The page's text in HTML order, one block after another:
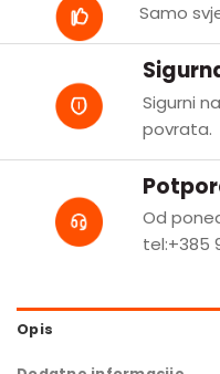
Samo
Sigurni
povrata.
Od
tel:+385
Opis